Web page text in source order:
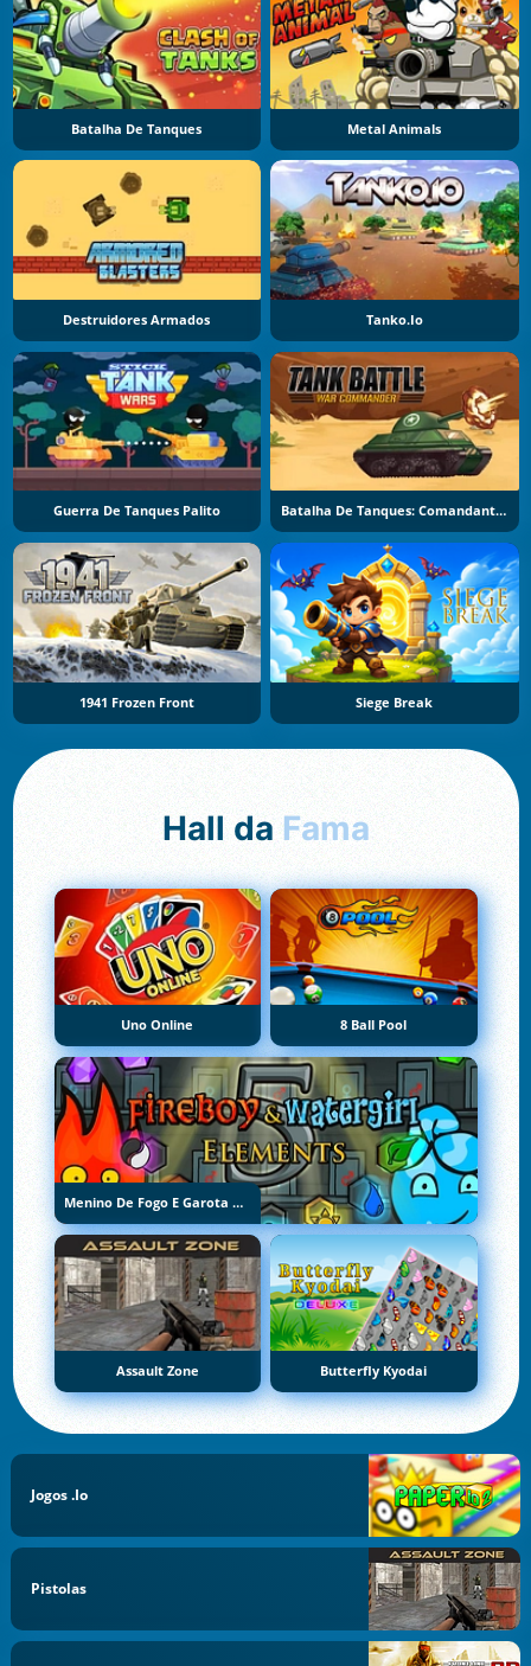
Batalha De Tanques Metal Animals
Destruidores Armados Tanko.io
Guerra De Tanques Palito Batalha De Tanques: Comandante De Guerra
1941 Frozen Front Siege Break
Hall da Fama
Uno Online 8 Ball Pool
Menino De Fogo E Garota De Água 5: Elementos
Assault Zone Butterfly Kyodai
Jogos .io
Pistolas